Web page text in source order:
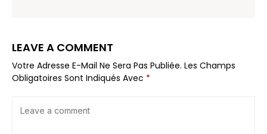
LEAVE A COMMENT
Votre Adresse E-Mail Ne Sera Pas Publiée. Les Champs
Obligatoires Sont Indiqués Avec *